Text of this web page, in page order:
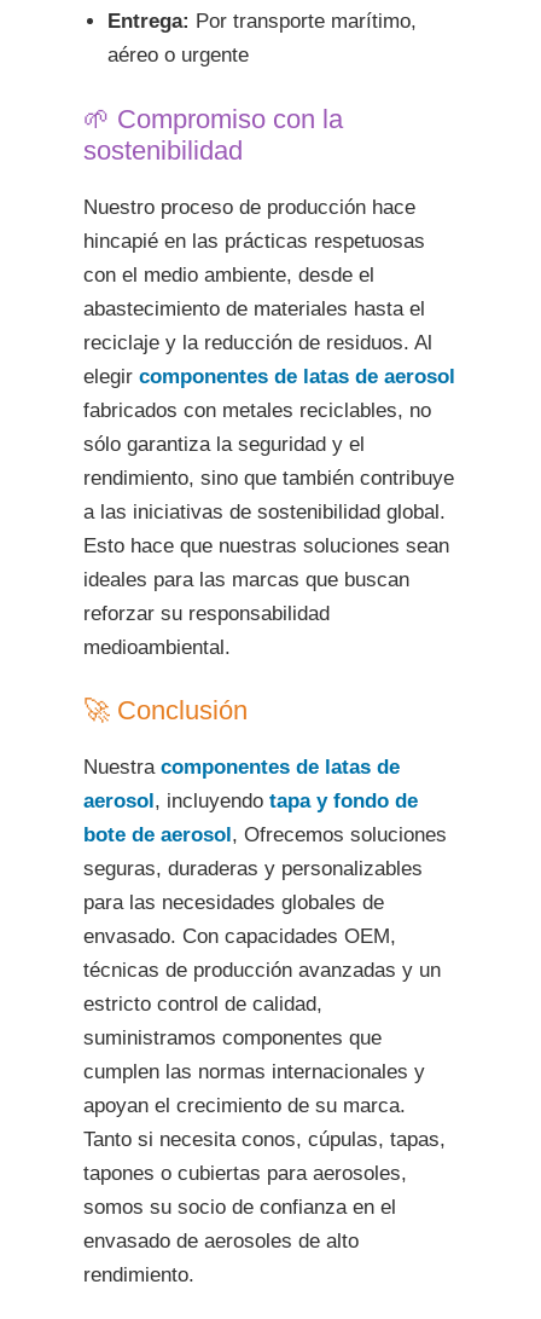
Entrega: Por transporte marítimo,
aéreo o urgente
🌱 Compromiso con la
sostenibilidad
Nuestro proceso de producción hace
hincapié en las prácticas respetuosas
con el medio ambiente, desde el
abastecimiento de materiales hasta el
reciclaje y la reducción de residuos. Al
elegir componentes de latas de aerosol
fabricados con metales reciclables, no
sólo garantiza la seguridad y el
rendimiento, sino que también contribuye
a las iniciativas de sostenibilidad global.
Esto hace que nuestras soluciones sean
ideales para las marcas que buscan
reforzar su responsabilidad
medioambiental.
🚀 Conclusión
Nuestra componentes de latas de
aerosol, incluyendo tapa y fondo de
bote de aerosol, Ofrecemos soluciones
seguras, duraderas y personalizables
para las necesidades globales de
envasado. Con capacidades OEM,
técnicas de producción avanzadas y un
estricto control de calidad,
suministramos componentes que
cumplen las normas internacionales y
apoyan el crecimiento de su marca.
Tanto si necesita conos, cúpulas, tapas,
tapones o cubiertas para aerosoles,
somos su socio de confianza en el
envasado de aerosoles de alto
rendimiento.